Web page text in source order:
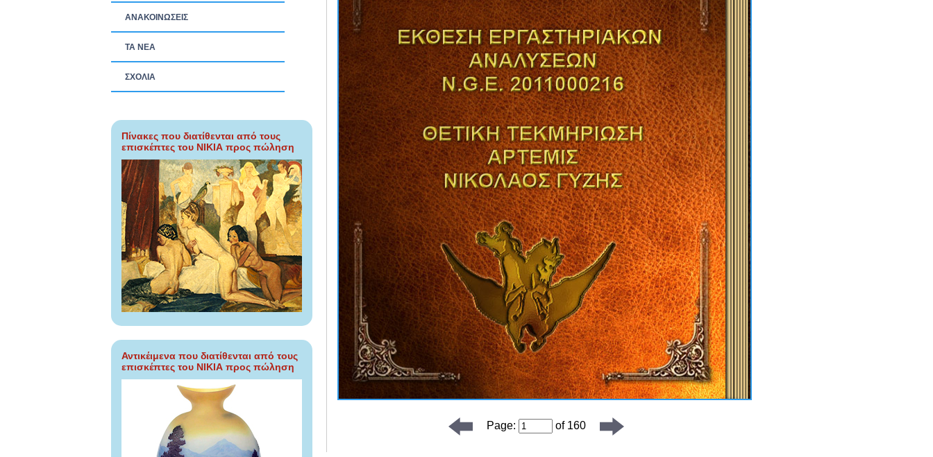
ΑΝΑΚΟΙΝΩΣΕΙΣ
ΤΑ ΝEΑ
ΣΧΟΛΙΑ
Πίνακες που διατίθενται από τους
επισκέπτες του ΝΙΚΙΑ προς πώληση
Αντικέιμενα που διατίθενται από τους
επισκέπτες του ΝΙΚΙΑ προς πώληση
Page: of 160